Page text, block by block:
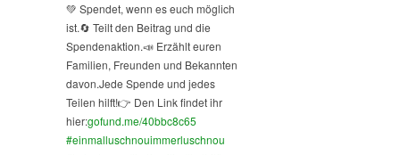
💚 Spendet, wenn es euch möglich
ist.🔄 Teilt den Beitrag und die
Spendenaktion.📣 Erzählt euren
Familien, Freunden und Bekannten
davon.Jede Spende und jedes
Teilen hilft!👉 Den Link findet ihr
hier:gofund.me/40bbc8c65
#einmalluschnouimmerluschnou